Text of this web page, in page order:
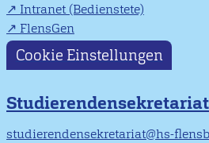
Intranet (Bedienstete)
FlensGen
Cookie Einstellungen
Studierendensekretariat
studierendensekretariat@hs-